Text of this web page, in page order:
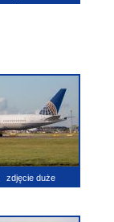
zdjęcie duże